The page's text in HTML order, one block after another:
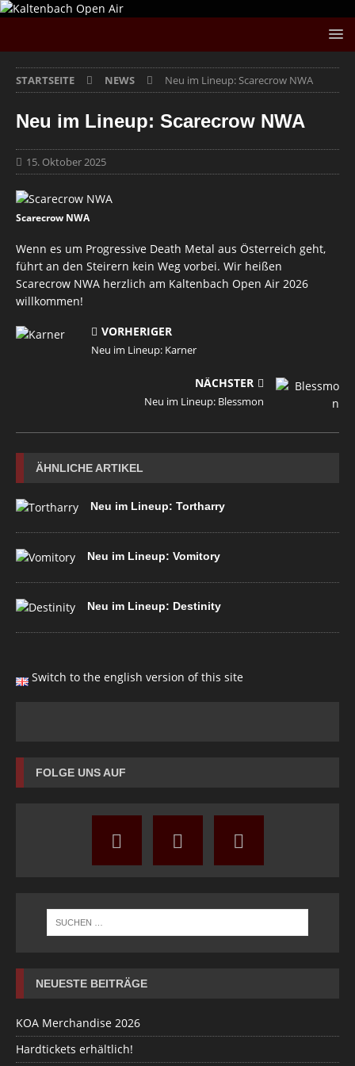
STARTSEITE NEWS Neu im Lineup: Scarecrow NWA
Neu im Lineup: Scarecrow NWA
15. Oktober 2025
Scarecrow NWA
Wenn es um Progressive Death Metal aus Österreich geht,
führt an den Steirern kein Weg vorbei. Wir heißen
Scarecrow NWA herzlich am Kaltenbach Open Air 2026
willkommen!
VORHERIGER
Neu im Lineup: Karner
NÄCHSTER
Neu im Lineup: Blessmon
ÄHNLICHE ARTIKEL
Neu im Lineup: Tortharry
Neu im Lineup: Vomitory
Neu im Lineup: Destinity
Switch to the english version of this site
FOLGE UNS AUF
NEUESTE BEITRÄGE
KOA Merchandise 2026
Hardtickets erhältlich!